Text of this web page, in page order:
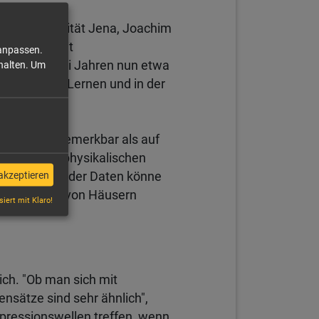
Universität Jena, Joachim
KI mit
vor zwei Jahren nun etwa
Lernen und in der
weniger bemerkbar als auf
es keine physikalischen
Mit Hilfe der Daten könne
von Häusern
"Ob man sich mit
sind sehr ähnlich",
Um
mit Klaro!